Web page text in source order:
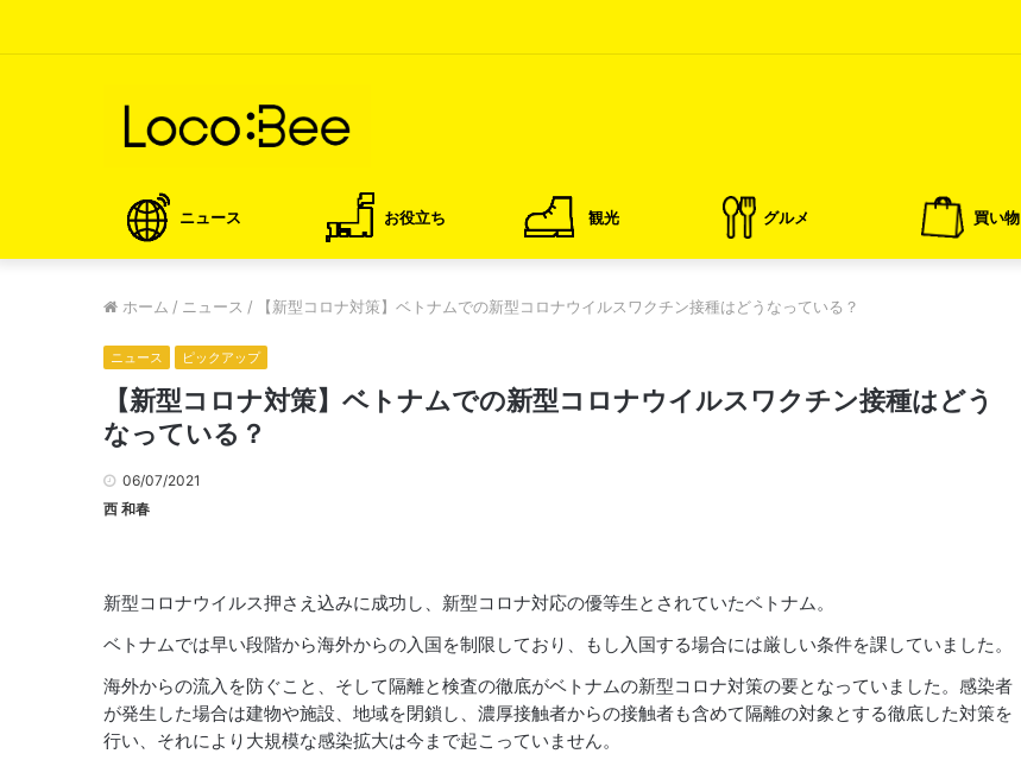
ニュース お役立ち 観光 グルメ 買い物
ホーム / ニュース / 【新型コロナ対策】ベトナムでの新型コロナウイルスワクチン接種はどうなっている？
ニュース ピックアップ
【新型コロナ対策】ベトナムでの新型コロナウイルスワクチン接種はどう
なっている？
06/07/2021
西 和春
新型コロナウイルス押さえ込みに成功し、新型コロナ対応の優等生とされていたベトナム。
ベトナムでは早い段階から海外からの入国を制限しており、もし入国する場合には厳しい条件を課していました。
海外からの流入を防ぐこと、そして隔離と検査の徹底がベトナムの新型コロナ対策の要となっていました。感染者
が発生した場合は建物や施設、地域を閉鎖し、濃厚接触者からの接触者も含めて隔離の対象とする徹底した対策を
行い、それにより大規模な感染拡大は今まで起こっていません。